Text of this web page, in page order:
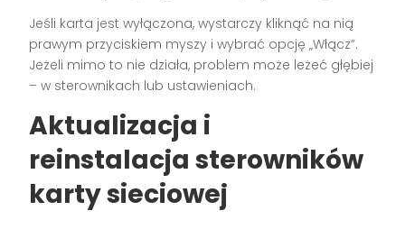
Jeśli karta jest wyłączona, wystarczy kliknąć na nią
prawym przyciskiem myszy i wybrać opcję „Włącz”.
Jeżeli mimo to nie działa, problem może leżeć głębiej
– w sterownikach lub ustawieniach.
Aktualizacja i
reinstalacja sterowników
karty sieciowej